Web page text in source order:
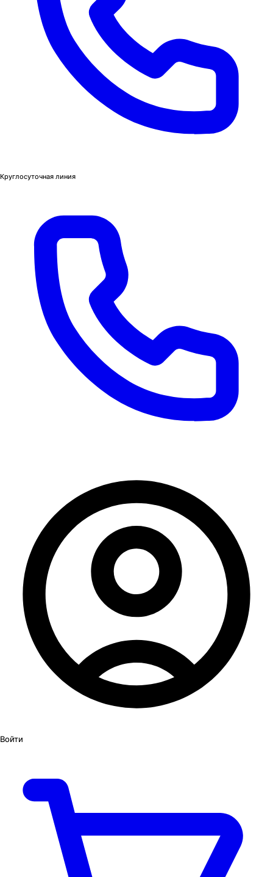
Круглосуточная линия
Войти